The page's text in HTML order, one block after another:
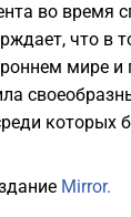
во время
что в
мире и
которых
Mirror.